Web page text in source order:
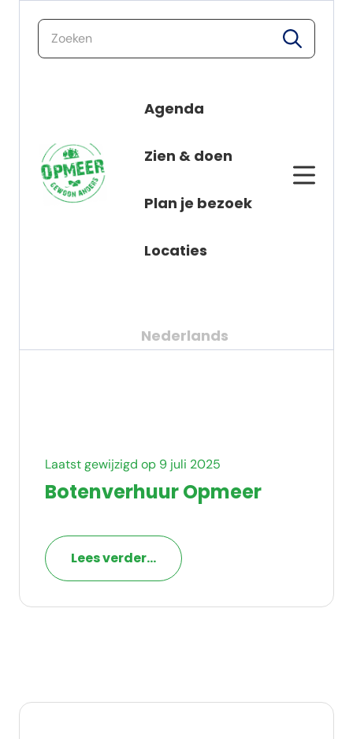
Agenda
Zien & doen
Plan je bezoek
Locaties
zoeken
zoeken
Nederlands
Alle berichten
Botenverhuur Opmeer
Laatst gewijzigd op 9 juli 2025
Lees verder...